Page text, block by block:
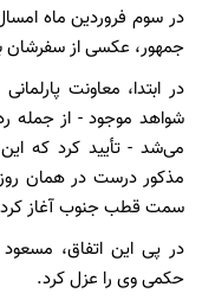
در سوم فروردین ماه
جمهور، عکسی از
در ابتدا، معاونت
شواهد موجود - از جمله
می‌شد - تأیید کرد که
مذکور درست در همان
سمت قطب جنوب آغاز
در پی این اتفاق،
حکمی وی را عزل کرد.